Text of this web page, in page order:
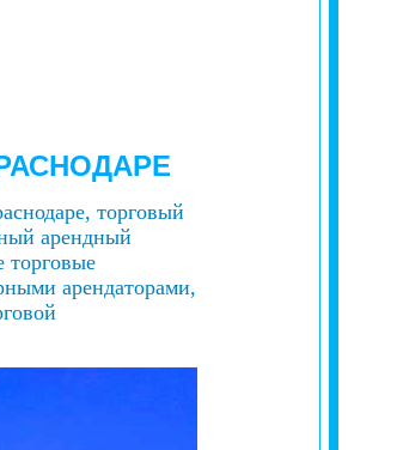
торговый
арендный
торговые
арендаторами,